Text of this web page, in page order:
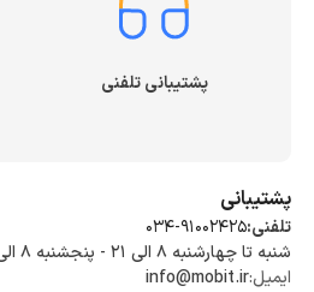
پشتیبانی تلفنی
پشتیبانی
تلفنی:034-91002425
شنبه تا چهارشنبه ۸ الی ۲۱ - پنجشنبه 8 الی ۲۰:۳۰
ایمیل:info@mobit.ir